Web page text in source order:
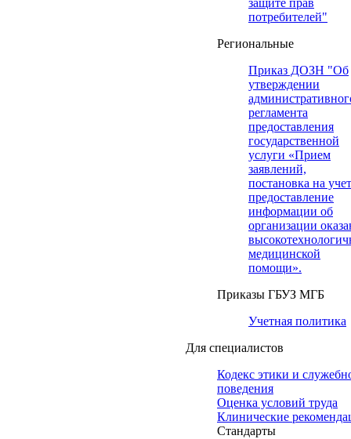
защите прав
потребителей"
Региональные
Приказ ДОЗН "Об
утверждении
регламента
предоставления
государственной
услуги «Прием
заявлений,
постановка на
предоставление
информации об
организации
медицинской
помощи».
Приказы ГБУЗ МГБ
Учетная политика
Для специалистов
Кодекс этики и
поведения
Оценка условий труда
Клинические
Cтандарты